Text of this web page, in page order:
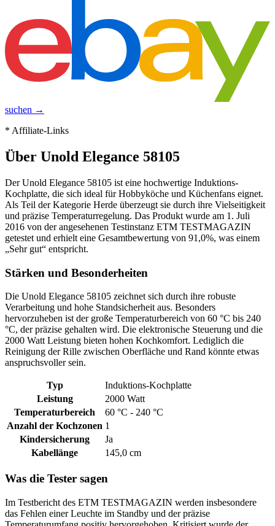
suchen →
* Affiliate-Links
Über Unold Elegance 58105
Der Unold Elegance 58105 ist eine hochwertige Induktions-
Kochplatte, die sich ideal für Hobbyköche und Küchenfans eignet.
Als Teil der Kategorie Herde überzeugt sie durch ihre Vielseitigkeit
und präzise Temperaturregelung. Das Produkt wurde am 1. Juli
2016 von der angesehenen Testinstanz ETM TESTMAGAZIN
getestet und erhielt eine Gesamtbewertung von 91,0%, was einem
„Sehr gut“ entspricht.
Stärken und Besonderheiten
Die Unold Elegance 58105 zeichnet sich durch ihre robuste
Verarbeitung und hohe Standsicherheit aus. Besonders
hervorzuheben ist der große Temperaturbereich von 60 °C bis 240
°C, der präzise gehalten wird. Die elektronische Steuerung und die
2000 Watt Leistung bieten hohen Kochkomfort. Lediglich die
Reinigung der Rille zwischen Oberfläche und Rand könnte etwas
anspruchsvoller sein.
Typ
Induktions-Kochplatte
Leistung
2000 Watt
Temperaturbereich
60 °C - 240 °C
Anzahl der Kochzonen 1
Kindersicherung
Ja
Kabellänge
145,0 cm
Was die Tester sagen
Im Testbericht des ETM TESTMAGAZIN werden insbesondere
das Fehlen einer Leuchte im Standby und der präzise